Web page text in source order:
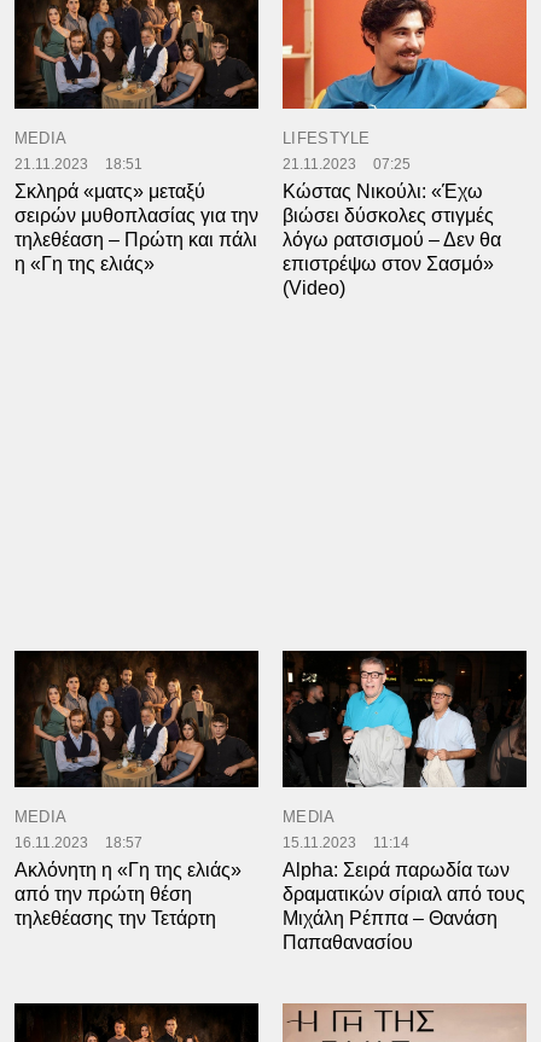
MEDIA
21.11.2023 18:51
Σκληρά «ματς» μεταξύ
σειρών μυθοπλασίας για την
τηλεθέαση – Πρώτη και πάλι
η «Γη της ελιάς»
LIFESTYLE
21.11.2023 07:25
Κώστας Νικούλι: «Έχω
βιώσει δύσκολες στιγμές
λόγω ρατσισμού – Δεν θα
επιστρέψω στον Σασμό»
(Video)
MEDIA
16.11.2023 18:57
Ακλόνητη η «Γη της ελιάς»
από την πρώτη θέση
τηλεθέασης την Τετάρτη
MEDIA
15.11.2023 11:14
Alpha: Σειρά παρωδία των
δραματικών σίριαλ από τους
Μιχάλη Ρέππα – Θανάση
Παπαθανασίου